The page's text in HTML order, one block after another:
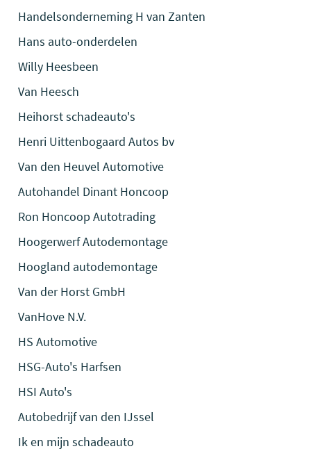
Handelsonderneming H van Zanten
Hans auto-onderdelen
Willy Heesbeen
Van Heesch
Heihorst schadeauto's
Henri Uittenbogaard Autos bv
Van den Heuvel Automotive
Autohandel Dinant Honcoop
Ron Honcoop Autotrading
Hoogerwerf Autodemontage
Hoogland autodemontage
Van der Horst GmbH
VanHove N.V.
HS Automotive
HSG-Auto's Harfsen
HSI Auto's
Autobedrijf van den IJssel
Ik en mijn schadeauto